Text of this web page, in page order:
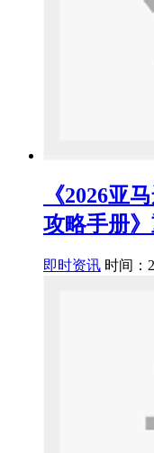
《2026亚
攻略手册
即时资讯 时间：